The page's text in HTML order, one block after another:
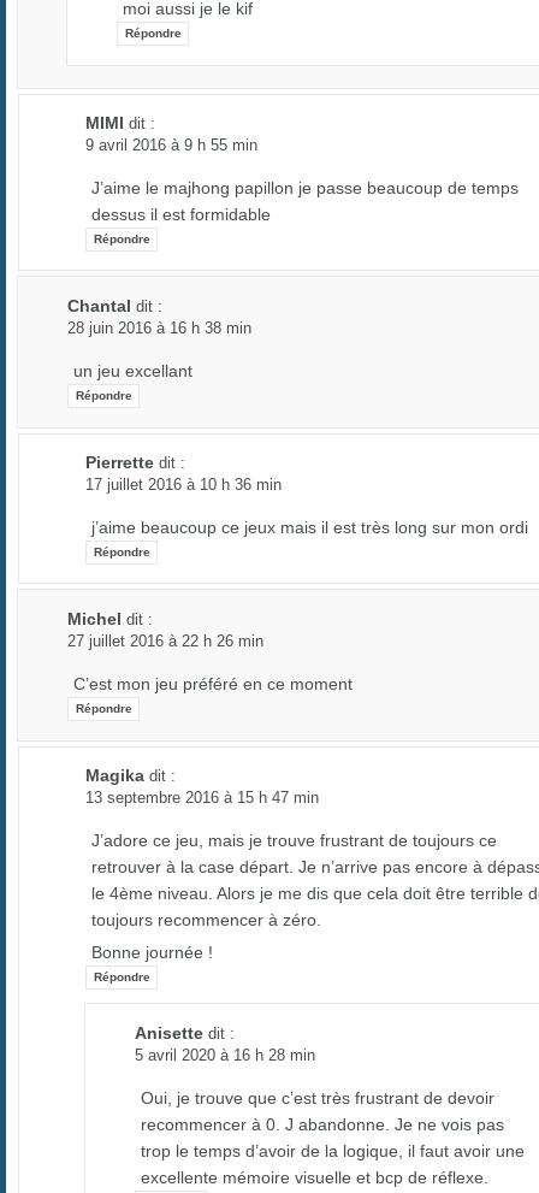
moi aussi je le kif
Répondre
MIMI dit :
9 avril 2016 à 9 h 55 min
J’aime le majhong papillon je passe beaucoup de temps
dessus il est formidable
Répondre
Chantal dit :
28 juin 2016 à 16 h 38 min
un jeu excellant
Répondre
Pierrette dit :
17 juillet 2016 à 10 h 36 min
j’aime beaucoup ce jeux mais il est très long sur mon ordi
Répondre
Michel dit :
27 juillet 2016 à 22 h 26 min
C’est mon jeu préféré en ce moment
Répondre
Magika dit :
13 septembre 2016 à 15 h 47 min
J’adore ce jeu, mais je trouve frustrant de toujours ce
retrouver à la case départ. Je n’arrive pas encore à
le 4ème niveau. Alors je me dis que cela doit être terrible
toujours recommencer à zéro.
Bonne journée !
Répondre
Anisette dit :
5 avril 2020 à 16 h 28 min
Oui, je trouve que c’est très frustrant de devoir
recommencer à 0. J abandonne. Je ne vois pas
trop le temps d’avoir de la logique, il faut avoir une
excellente mémoire visuelle et bcp de réflexe.